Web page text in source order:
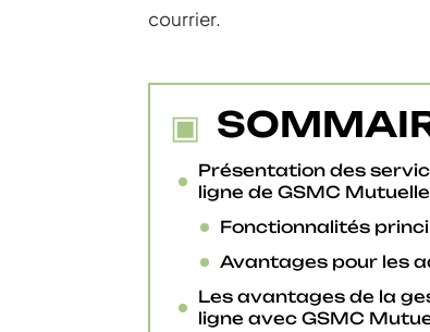
courrier.
Présentation des
ligne de GSMC Mutuelle
Fonctionnalités
Avantages pour les
Les avantages de la
ligne avec GSMC